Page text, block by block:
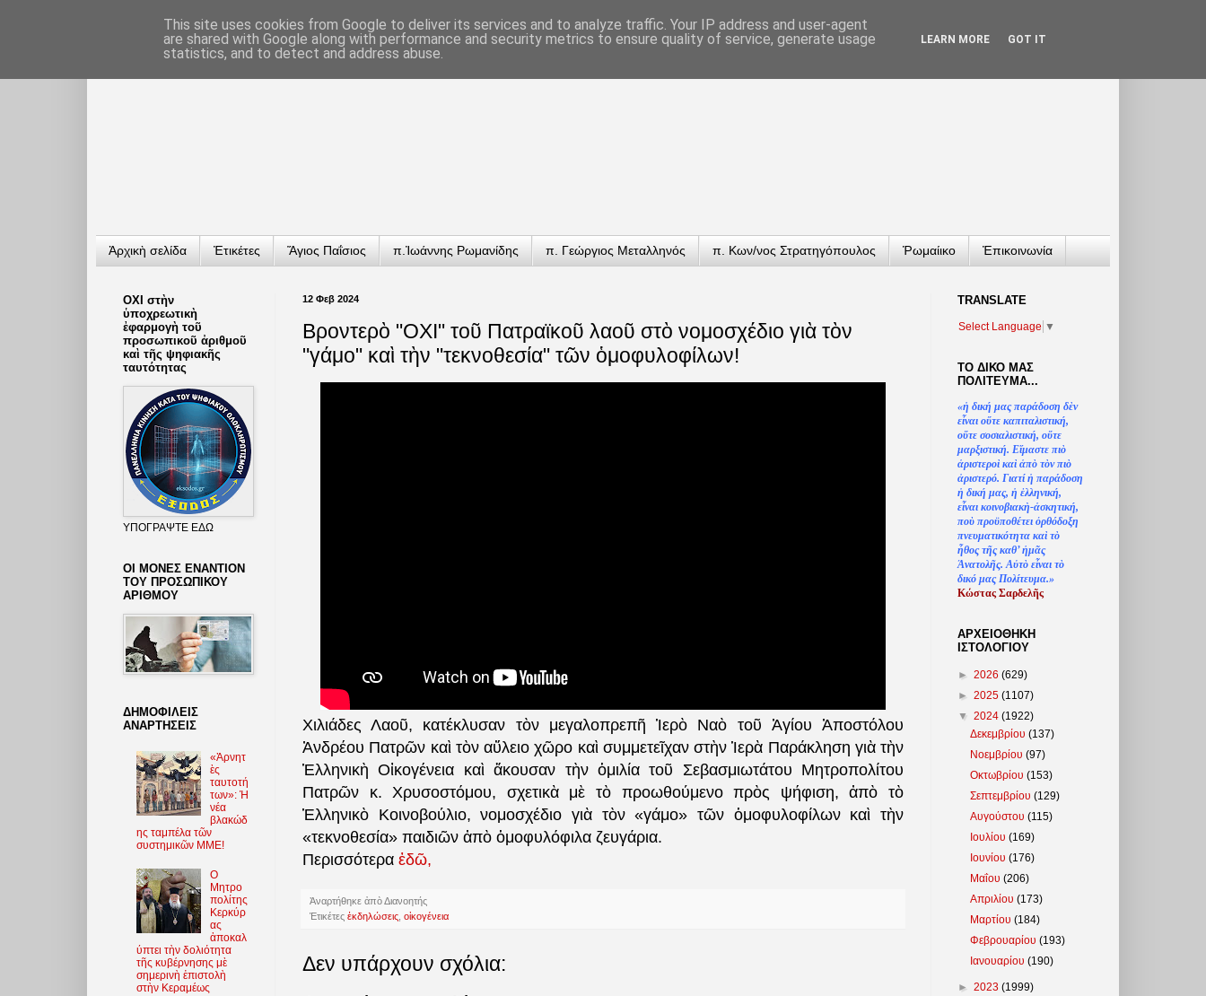
Ἀρχικὴ σελίδα Ἐτικέτες Ἅγιος Παΐσιος π.Ἰωάννης Ρωμανίδης π. Γεώργιος Μεταλληνός π. Κων/νος Στρατηγόπουλος Ῥωμαίικο Ἐπικοινωνία
12 Φεβ 2024
Βροντερὸ "ΟΧΙ" τοῦ Πατραϊκοῦ λαοῦ στὸ νομοσχέδιο γιὰ τὸν
"γάμο" καὶ τὴν "τεκνοθεσία" τῶν ὁμοφυλοφίλων!
Χιλιάδες Λαοῦ, κατέκλυσαν τὸν μεγαλοπρεπῆ Ἱερὸ Ναὸ τοῦ Ἁγίου Ἀποστόλου
Ἀνδρέου Πατρῶν καὶ τὸν αὔλειο χῶρο καὶ συμμετεῖχαν στὴν Ἱερὰ Παράκληση γιὰ τὴν
Ἑλληνικὴ Οἰκογένεια καὶ ἄκουσαν τὴν ὁμιλία τοῦ Σεβασμιωτάτου Μητροπολίτου
Πατρῶν κ. Χρυσοστόμου, σχετικὰ μὲ τὸ προωθούμενο πρὸς ψήφιση, ἀπὸ τὸ
Ἑλληνικὸ Κοινοβούλιο, νομοσχέδιο γιὰ τὸν «γάμο» τῶν ὁμοφυλοφίλων καὶ τὴν
«τεκνοθεσία» παιδιῶν ἀπὸ ὁμοφυλόφιλα ζευγάρια.
Περισσότερα ἐδῶ,
Ἀναρτήθηκε ἀπὸΔιανοητής
Ἐτικέτες ἐκδηλώσεις οἰκογένεια
Δεν υπάρχουν σχόλια:
ΟΧΙ στὴν
ὑποχρεωτικὴ
ἐφαρμογὴ τοῦ
προσωπικοῦ ἀριθμοῦ
καὶ τῆς ψηφιακῆς
ταυτότητας
ΥΠΟΓΡΑΨΤΕ ΕΔΩ
ΟΙ ΜΟΝΕΣ ΕΝΑΝΤΙΟΝ
ΤΟΥ ΠΡΟΣΩΠΙΚΟΥ
ΑΡΙΘΜΟΥ
ΔΗΜΟΦΙΛΕΙΣ
ΑΝΑΡΤΗΣΕΙΣ
«Ἀρνητ
ὲς
ταυτοτή
των»: Ἡ
νέα
βλακώδ
ης ταμπέλα τῶν
συστημικῶν ΜΜΕ!
O
Μητρο
πολίτης
Κερκύρ
ας
ἀποκαλ
ύπτει τὴν δολιότητα
τῆς κυβέρνησης μὲ
σημερινὴ ἐπιστολὴ
στὴν Κεραμέως
TRANSLATΕ
Select Language ▼
ΤΟ ΔΙΚΟ ΜΑΣ
ΠΟΛΙΤΕΥΜΑ...
«ἡ δική μας παράδοση δὲν
εἶναι οὔτε καπιταλιστική,
οὔτε σοσιαλιστική, οὔτε
μαρξιστική. Εἴμαστε πιὸ
ἀριστεροὶ καὶ ἀπὸ τὸν πιὸ
ἀριστερό. Γιατίἡ παράδοση
ἡ δική μας, ἡ ἑλληνική,
εἶναι κοινοβιακὴ-ἀσκητική,
ποὺ προϋποθέτει ὀρθόδοξη
πνευματικότητα καὶ τὸ
ἦθος τῆς καθ’ἠμᾶς
Ἀνατολῆς. Αὐτὸ εἶναι τὸ
δικό μας Πολίτευμα.»
Κώστας Σαρδελῆς
ΑΡΧΕΙΟΘΗΚΗ
ΙΣΤΟΛΟΓΙΟΥ
► 2026 (629)
► 2025 (1107)
▼ 2024 (1922)
Δεκεμβρίου(137)
Νοεμβρίου(97)
Οκτωβρίου(153)
Σεπτεμβρίου(129)
Αυγούστου(115)
Ιουλίου(169)
Ιουνίου(176)
Μαΐου(206)
Απριλίου(173)
Μαρτίου(184)
Φεβρουαρίου(193)
Ιανουαρίου(190)
► 2023 (1999)
This site uses cookies from Google to deliver its services and to analyze traffic. Your IP address and user-agent
are shared with Google along with performance and security metrics to ensure quality of service, generate usage
statistics, and to detect and address abuse.
LEARN MORE GOT IT